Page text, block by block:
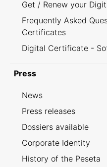
Get / Renew your
Frequently Asked
Certificates
Digital Certificate -
Press
News
Press releases
Dossiers available
Corporate Identity
History of the Peseta